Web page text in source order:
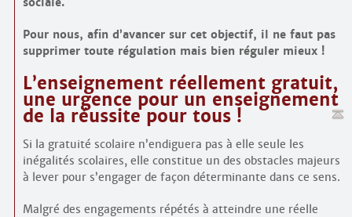
Pour nous, afin d’avancer sur cet objectif, il ne faut pas
supprimer toute régulation mais bien réguler mieux !
L’enseignement réellement gratuit,
une urgence pour un enseignement
de la réussite pour tous !
Si la gratuité scolaire n’endiguera pas à elle seule les
inégalités scolaires, elle constitue un des obstacles majeurs
à lever pour s’engager de façon déterminante dans ce sens.
Malgré des engagements répétés à atteindre une réelle